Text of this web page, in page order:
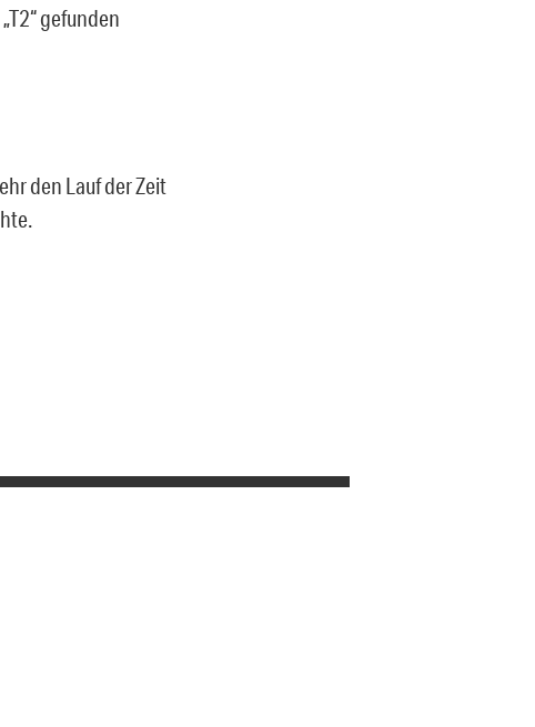
gefunden
den Lauf der Zeit